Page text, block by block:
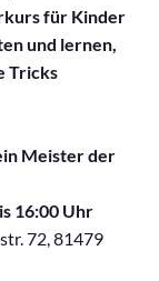
für Kinder
und lernen,
Tricks
Meister der
16:00 Uhr
72, 81479